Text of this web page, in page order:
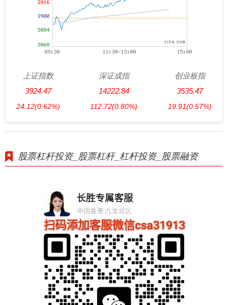
上证指数
3924.47
24.12(0.62%)
深证成指
14222.84
112.72(0.80%)
创业板指
3535.47
19.91(0.57%)
股票杠杆投资_股票杠杆_杠杆投资_股票融资